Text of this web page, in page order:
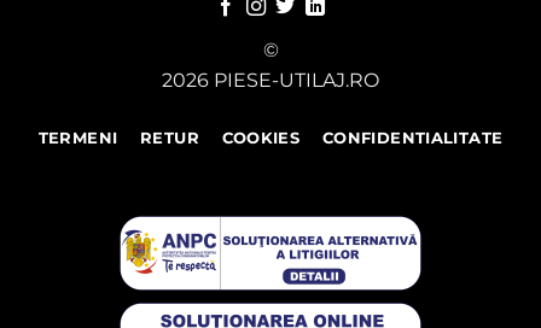
©
2026 PIESE-UTILAJ.RO
TERMENI RETUR COOKIES CONFIDENTIALITATE